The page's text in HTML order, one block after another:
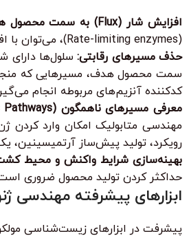
افزایش شار (Flux) به سمت محصول هدف:
(Rate-limiting enzymes)، می‌توان با افزایش کپی‌نامبر ژن مربوطه یا استفاده از پروموتورهای قوی‌تر، بیان آن‌ها را افزایش داد و به این ترتیب تولید محصول را تسریع کرد.
حذف مسیرهای رقابتی:سلول‌ها دارای
سمت محصول هدف، مسیرهایی که منجر
کدکننده آنزیم‌های مربوطه انجام
معرفی مسیرهای ناهمگون (Heterologous Pathways):
مهندسی متابولیک امکان وارد کردن
رویکرد، تولید پیش‌ساز آرتمیسینین،
بهینه‌سازی شرایط واکنش و محیط
حداکثر کردن تولید محصول ضروری
ابزارهای پیشرفته مهندسی
پیشرفت در ابزارهای زیست‌شناسی